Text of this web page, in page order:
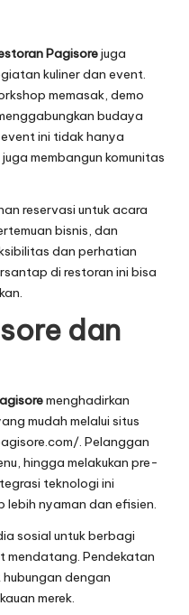
Pagisorejuga
kuliner dan event.
memasak, demo
budaya
ini tidak hanya
membangun komunitas
reservasi untuk acara
bisnis, dan
dan perhatian
di restoran ini bisa
dan
menghadirkan
mudah melalui situs
. Pelanggan
hingga melakukan pre-
teknologi ini
nyaman dan efisien.
sosial untuk berbagi
mendatang. Pendekatan
dengan
merek.